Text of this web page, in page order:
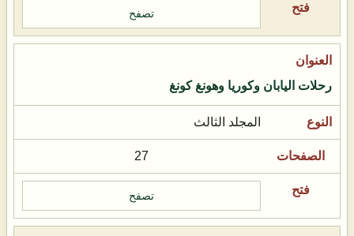
تصفح
رحلات اليابان وكوريا وهونغ كونغ
المجلد الثالث
27
تصفح